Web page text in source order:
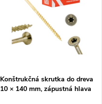
Konštrukčná skrutka do dreva
10 × 140 mm, zápustná hlava